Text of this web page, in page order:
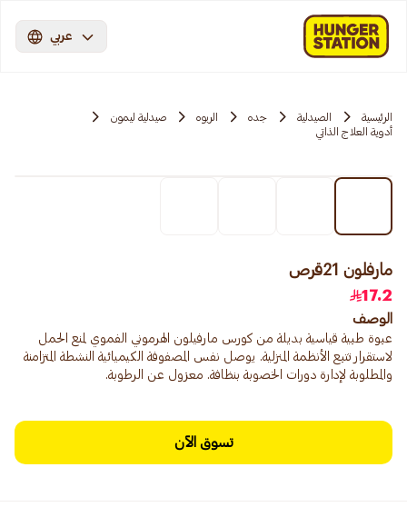
عربي
الرئيسية الصيدلية جده الربوه
صيدلية ليمون
أدوية العلاج الذاتي
مارفلون 21قرص
17.2
الوصف
عبوة طبية قياسية بديلة من كورس مارفيلون الهرموني الفموي لمنع الحمل
لاستقرار تتبع الأنظمة المنزلية. يوصل نفس المصفوفة الكيميائية النشطة المتزامنة
والمطلوبة لإدارة دورات الخصوبة بنظافة. معزول عن الرطوبة.
تسوق الآن